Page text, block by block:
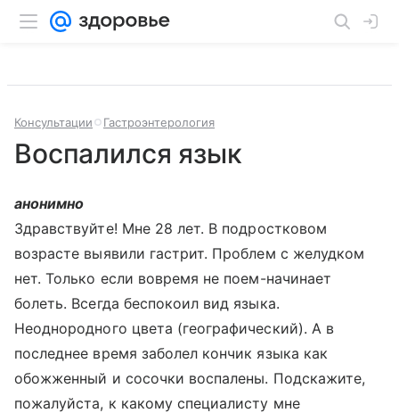
Консультации Гастроэнтерология
Воспалился язык
анонимно
Здравствуйте! Мне 28 лет. В подростковом
возрасте выявили гастрит. Проблем с желудком
нет. Только если вовремя не поем-начинает
болеть. Всегда беспокоил вид языка.
Неоднородного цвета (географический). А в
последнее время заболел кончик языка как
обожженный и сосочки воспалены. Подскажите,
пожалуйста, к какому специалисту мне